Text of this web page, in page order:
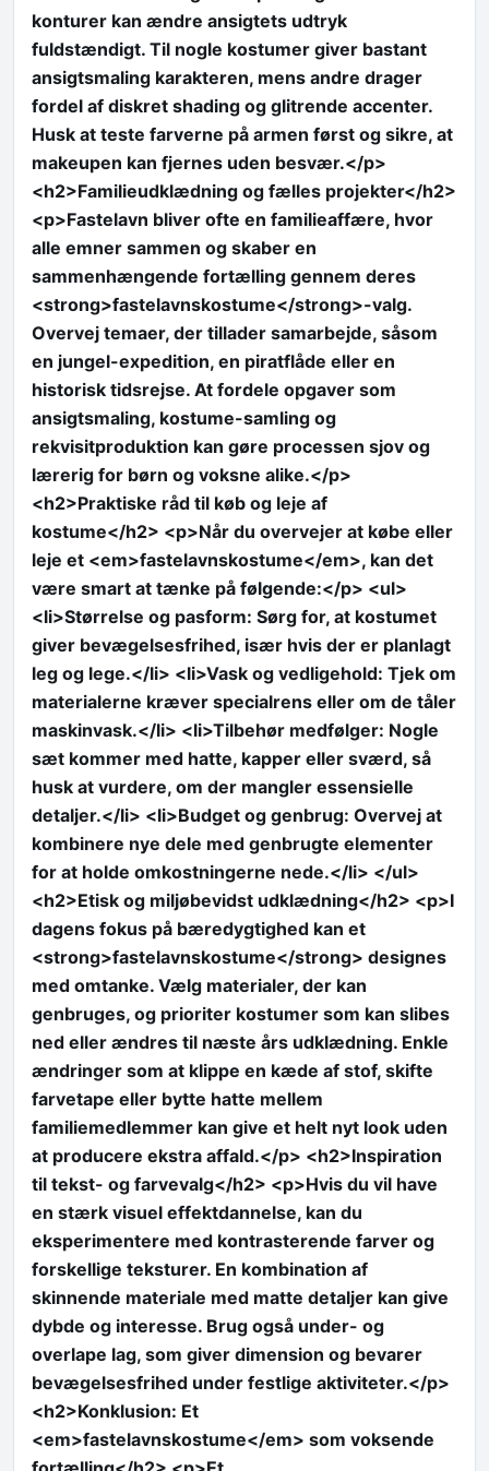
konturer kan ændre ansigtets udtryk
fuldstændigt. Til nogle kostumer giver bastant
ansigtsmaling karakteren, mens andre drager
fordel af diskret shading og glitrende accenter.
Husk at teste farverne på armen først og sikre, at
makeupen kan fjernes uden besvær.</p>
<h2>Familieudklædning og fælles projekter</h2>
<p>Fastelavn bliver ofte en familieaffære, hvor
alle emner sammen og skaber en
sammenhængende fortælling gennem deres
<strong>fastelavnskostume</strong>-valg.
Overvej temaer, der tillader samarbejde, såsom
en jungel-expedition, en piratflåde eller en
historisk tidsrejse. At fordele opgaver som
ansigtsmaling, kostume-samling og
rekvisitproduktion kan gøre processen sjov og
lærerig for børn og voksne alike.</p>
<h2>Praktiske råd til køb og leje af
kostume</h2> <p>Når du overvejer at købe eller
leje et <em>fastelavnskostume</em>, kan det
være smart at tænke på følgende:</p> <ul>
<li>Størrelse og pasform: Sørg for, at kostumet
giver bevægelsesfrihed, især hvis der er planlagt
leg og lege.</li> <li>Vask og vedligehold: Tjek om
materialerne kræver specialrens eller om de tåler
maskinvask.</li> <li>Tilbehør medfølger: Nogle
sæt kommer med hatte, kapper eller sværd, så
husk at vurdere, om der mangler essensielle
detaljer.</li> <li>Budget og genbrug: Overvej at
kombinere nye dele med genbrugte elementer
for at holde omkostningerne nede.</li> </ul>
<h2>Etisk og miljøbevidst udklædning</h2> <p>I
dagens fokus på bæredygtighed kan et
<strong>fastelavnskostume</strong> designes
med omtanke. Vælg materialer, der kan
genbruges, og prioriter kostumer som kan slibes
ned eller ændres til næste års udklædning. Enkle
ændringer som at klippe en kæde af stof, skifte
farvetape eller bytte hatte mellem
familiemedlemmer kan give et helt nyt look uden
at producere ekstra affald.</p> <h2>Inspiration
til tekst- og farvevalg</h2> <p>Hvis du vil have
en stærk visuel effektdannelse, kan du
eksperimentere med kontrasterende farver og
forskellige teksturer. En kombination af
skinnende materiale med matte detaljer kan give
dybde og interesse. Brug også under- og
overlape lag, som giver dimension og bevarer
bevægelsesfrihed under festlige aktiviteter.</p>
<h2>Konklusion: Et
<em>fastelavnskostume</em> som voksende